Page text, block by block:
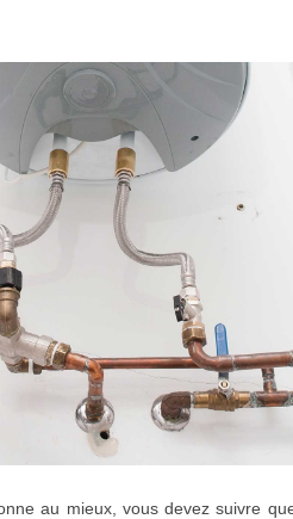
au mieux, vous devez suivre